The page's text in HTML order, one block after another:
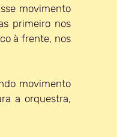
movimento
movimento
a orquestra,